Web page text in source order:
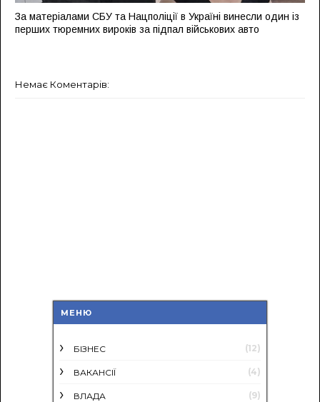
За матеріалами СБУ та Нацполіції в Україні винесли один із
перших тюремних вироків за підпал військових авто
Немає Коментарів:
МЕНЮ
БІЗНЕС (12)
ВАКАНСІЇ (4)
ВЛАДА (9)